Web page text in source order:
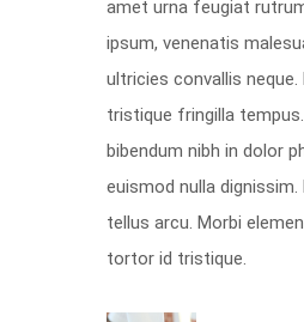
amet urna feugiat
ipsum, venenatis
ultricies convallis neque.
tristique fringilla
bibendum nibh in dolor
euismod nulla
tellus arcu. Morbi
tortor id tristique.